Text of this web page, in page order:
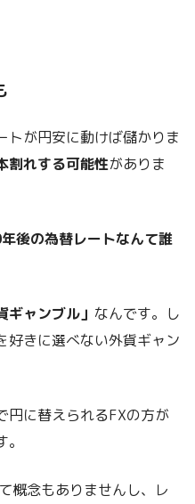
トが円安に動けば儲かりま
割れする可能性がありま
後の為替レートなんて誰
ャンブル」 なんです。し
好きに選べない外貨ギャン
円に替えられるFXの方が
概念もありませんし、レ